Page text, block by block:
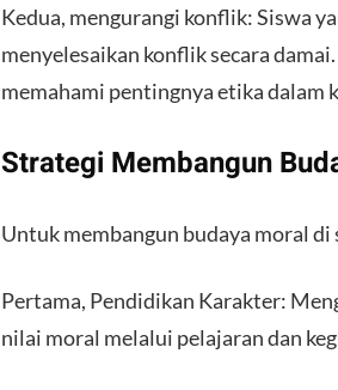
Kedua, mengurangi konflik: Siswa
menyelesaikan konflik secara
memahami pentingnya etika dalam
Strategi Membangun
Untuk membangun budaya moral
Pertama, Pendidikan Karakter:
nilai moral melalui pelajaran dan